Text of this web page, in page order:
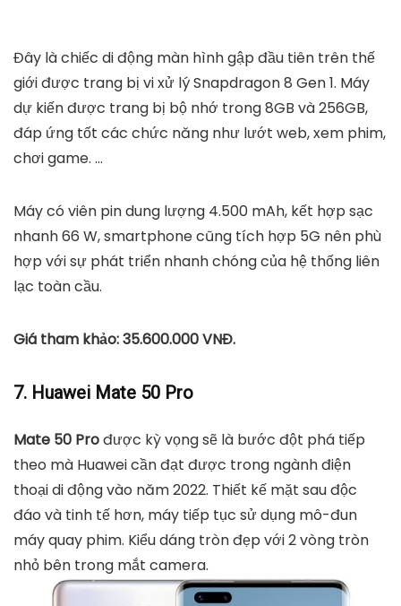
Đây là chiếc di động màn hình gập đầu tiên trên thế
giới được trang bị vi xử lý Snapdragon 8 Gen 1. Máy
dự kiến ​​được trang bị bộ nhớ trong 8GB và 256GB,
đáp ứng tốt các chức năng như lướt web, xem phim,
chơi game. …
Máy có viên pin dung lượng 4.500 mAh, kết hợp sạc
nhanh 66 W, smartphone cũng tích hợp 5G nên phù
hợp với sự phát triển nhanh chóng của hệ thống liên
lạc toàn cầu.
Giá tham khảo: 35.600.000 VNĐ.
7. Huawei Mate 50 Pro
Mate 50 Prođược kỳ vọng sẽ là bước đột phá tiếp
theo mà Huawei cần đạt được trong ngành điện
thoại di động vào năm 2022. Thiết kế mặt sau độc
đáo và tinh tế hơn, máy tiếp tục sử dụng mô-đun
máy quay phim. Kiểu dáng tròn đẹp với 2 vòng tròn
nhỏ bên trong mắt camera.